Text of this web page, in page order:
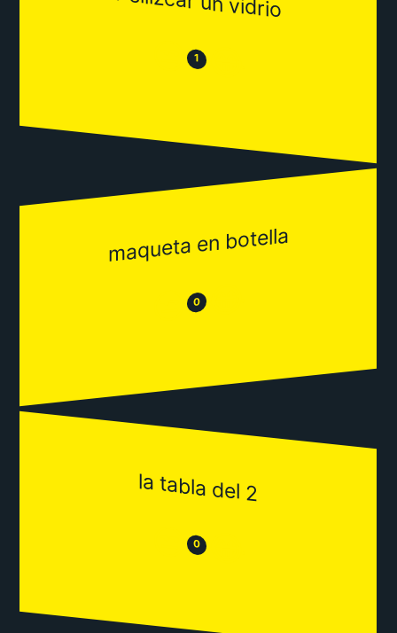
😒 1 😂
maqueta en botella
😒 0 😂
la tabla del 2
😒 0 😂